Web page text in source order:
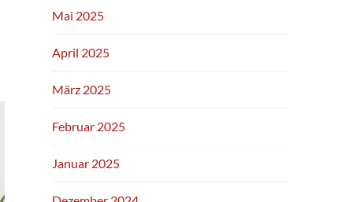
Mai 2025
April 2025
März 2025
Februar 2025
Januar 2025